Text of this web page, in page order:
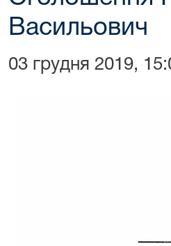
Васильович
03 грудня 2019,